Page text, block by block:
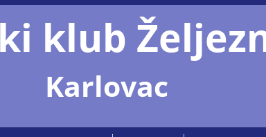
klub
Karlovac